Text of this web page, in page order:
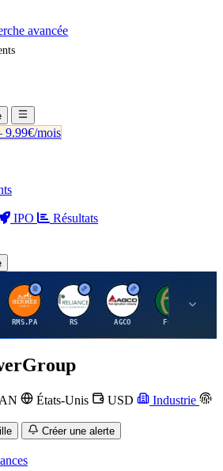
avancée
9.99€/mois
IPO
Résultats
H
RMS.PA
R
RS
A
AGCO FCFS
États-Unis USD
Industrie
Créer une alerte